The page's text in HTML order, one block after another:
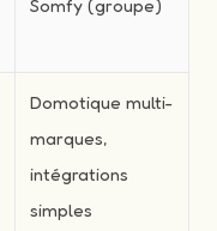
Somfy (groupe)
Domotique multi-
marques,
intégrations
simples